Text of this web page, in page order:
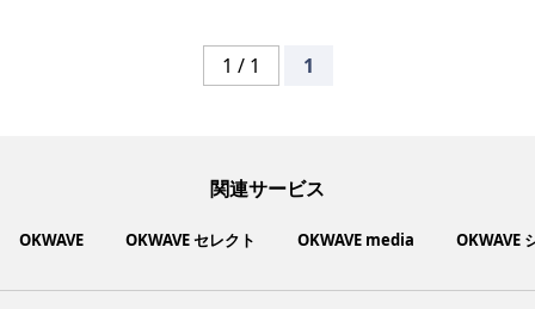
1 / 1 1
関連サービス
OKWAVE OKWAVE セレクト OKWAVE media OKWAVE